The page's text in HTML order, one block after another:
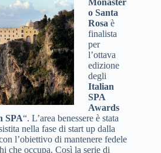
Monaster
o Santa
Rosa è
finalista
per
l’ottava
edizione
degli
Italian
SPA
Awards
SPA“. L’area benessere è stata
nella fase di start up dalla
l’obiettivo di mantenere fedele
che occupa. Così la serie di